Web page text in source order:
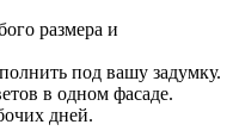
размера и
под вашу задумку.
в одном фасаде.
дней.